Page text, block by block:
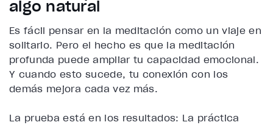
algo natural
Es fácil pensar en la meditación como un viaje en
solitario. Pero el hecho es que la meditación
profunda puede ampliar tu capacidad emocional.
Y cuando esto sucede, tu conexión con los
demás mejora cada vez más.
La prueba está en los resultados: La práctica